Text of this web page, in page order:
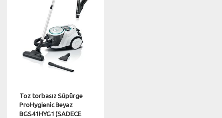
Toz torbasız Süpürge
ProHygienic Beyaz
BGS41HYG1 (SADECE